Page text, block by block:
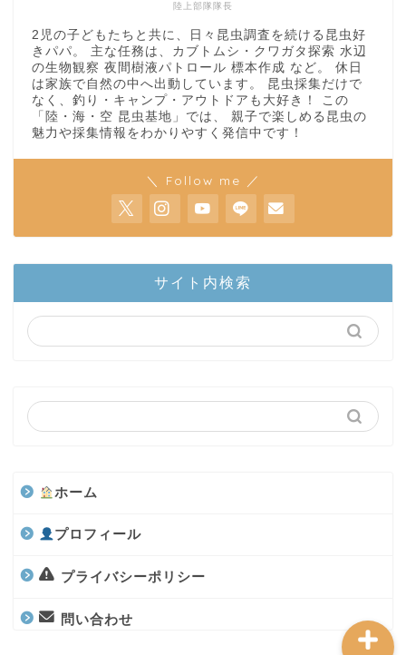
陸上部隊隊長
2児の子どもたちと共に、日々昆虫調査を続ける昆虫好
きパパ。 主な任務は、カブトムシ・クワガタ探索 水辺
の生物観察 夜間樹液パトロール 標本作成 など。 休日
は家族で自然の中へ出動しています。 昆虫採集だけで
なく、釣り・キャンプ・アウトドアも大好き！ この
「陸・海・空 昆虫基地」では、 親子で楽しめる昆虫の
魅力や採集情報をわかりやすく発信中です！
＼ Follow me ／
サイト内検索
ホーム
プロフィール
プライバシーポリシー
問い合わせ
陸上部隊
世界のカブトムシ